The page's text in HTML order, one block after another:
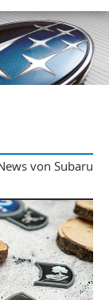
von Subaru